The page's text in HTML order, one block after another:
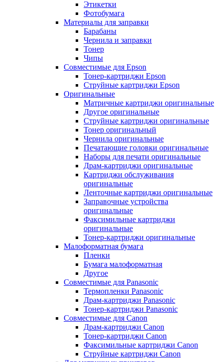
Этикетки
Фотобумага
Материалы для заправки
Барабаны
Чернила и заправки
Тонер
Чипы
Совместимые для Epson
Тонер-картриджи Epson
Струйные картриджи Epson
Оригинальные
Матричные картриджи оригинальные
Другое оригинальные
Струйные картриджи оригинальные
Тонер оригинальный
Чернила оригинальные
Печатающие головки оригинальные
Наборы для печати оригинальные
Драм-картриджи оригинальные
Картриджи обслуживания
оригинальные
Ленточные картриджи оригинальные
Заправочные устройства
оригинальные
Факсимильные картриджи
оригинальные
Тонер-картриджи оригинальные
Малоформатная бумага
Пленки
Бумага малоформатная
Другое
Совместимые для Panasonic
Термопленки Panasonic
Драм-картриджи Panasonic
Тонер-картриджи Panasonic
Совместимые для Canon
Драм-картриджи Canon
Тонер-картриджи Canon
Факсимильные картриджи Canon
Струйные картриджи Canon